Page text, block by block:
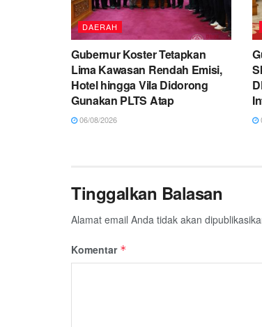
DAERAH
Gubernur Koster Tetapkan
Lima Kawasan Rendah Emisi,
Hotel hingga Vila Didorong
Gunakan PLTS Atap
06/08/2026
Tinggalkan Balasan
Alamat email Anda tidak akan
Komentar *